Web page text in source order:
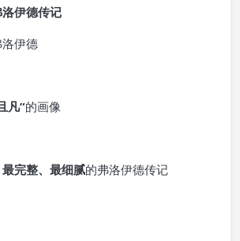
伊德传记
伊德
凡”的画像
完整、最细腻的弗洛伊德传记